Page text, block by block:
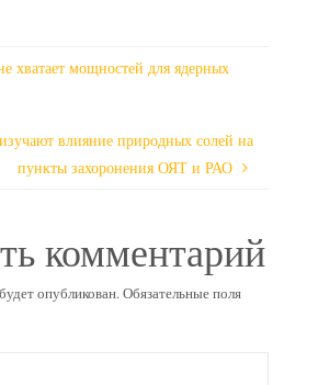
хватает мощностей для ядерных
влияние природных солей на
пункты захоронения ОЯТ и РАО
комментарий
опубликован.Обязательные поля